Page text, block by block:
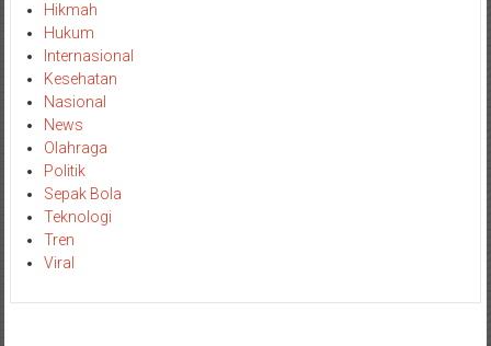
Hikmah
Hukum
Internasional
Kesehatan
Nasional
News
Olahraga
Politik
Sepak Bola
Teknologi
Tren
Viral